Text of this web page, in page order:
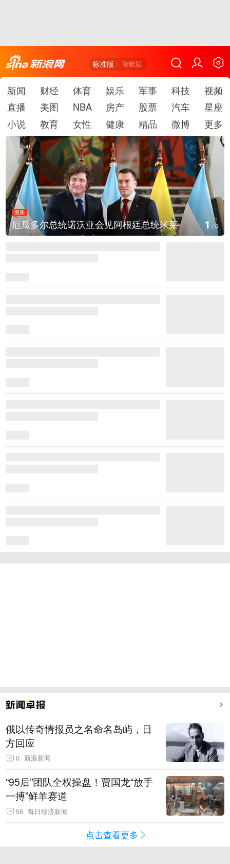
标准版 智能版
新闻 财经 体育 娱乐 军事 科技
视频
直播
美图 NBA 房产 股票 汽车
星座
小说
教育 女性 健康 精品 微博 更多
图集
厄瓜多尔总统诺沃亚会见阿根廷总统米莱 1/6
俄以传奇情报员之名命名岛屿，日
方回应
0 新浪新闻
“95后”团队全权操盘！贾国龙“放手
一搏”鲜羊赛道
56 每日经济新闻
点击查看更多